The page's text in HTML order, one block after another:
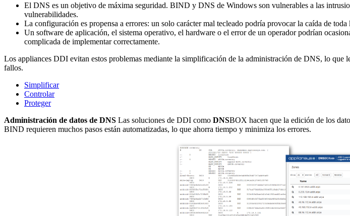
El DNS es un objetivo de máxima seguridad. BIND y DNS de Windows son vulnerables a las
vulnerabilidades.
La configuración es propensa a errores: un solo carácter mal tecleado podría provocar la caída de toda
Un software de aplicación, el sistema operativo, el hardware o el error de un operador podrían
complicada de implementar correctamente.
Los appliances DDI evitan estos problemas mediante la simplificación de la administración de DNS, lo
fallos.
Simplificar
Controlar
Proteger
Administración de datos de DNS Las soluciones de DDI como DNSBOX hacen que la edición de los
BIND requieren muchos pasos están automatizadas, lo que ahorra tiempo y minimiza los errores.